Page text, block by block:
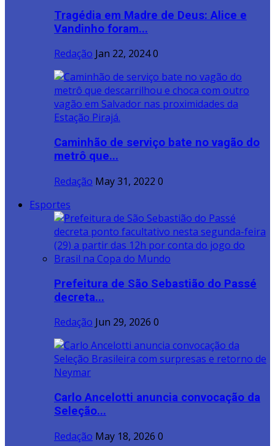
Tragédia em Madre de Deus: Alice e
Vandinho foram...
Redação Jan 22, 20240
Caminhão de serviço bate no vagão do
metrô que...
Redação May 31, 2022 0
Esportes
Prefeitura de São Sebastião do Passé
decreta...
Redação Jun 29, 2026 0
Carlo Ancelotti anuncia convocação da
Seleção...
Redação May 18, 2026 0